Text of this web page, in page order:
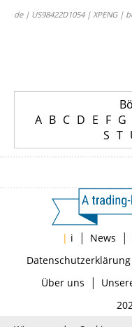
de | US98422D1054 | XPENG |
A B C D E F G
S T
| i | News |
Datenschutzerklärung
Über uns |